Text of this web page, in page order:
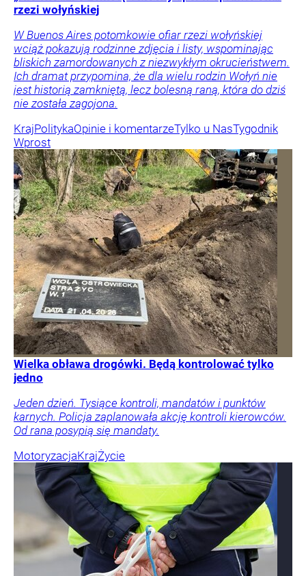
rzezi wołyńskiej
W Buenos Aires potomkowie ofiar rzezi wołyńskiej
wciąż pokazują rodzinne zdjęcia i listy, wspominając
bliskich zamordowanych z niezwykłym okrucieństwem.
Ich dramat przypomina, że dla wielu rodzin Wołyń nie
jest historią zamkniętą, lecz bolesną raną, która do dziś
nie została zagojona.
KrajPolitykaOpinie i komentarzeTylko u NasTygodnik
Wprost
Wielka obława drogówki. Będą kontrolować tylko
jedno
Jeden dzień. Tysiące kontroli, mandatów i punktów
karnych. Policja zaplanowała akcję kontroli kierowców.
Od rana posypią się mandaty.
MotoryzacjaKrajŻycie